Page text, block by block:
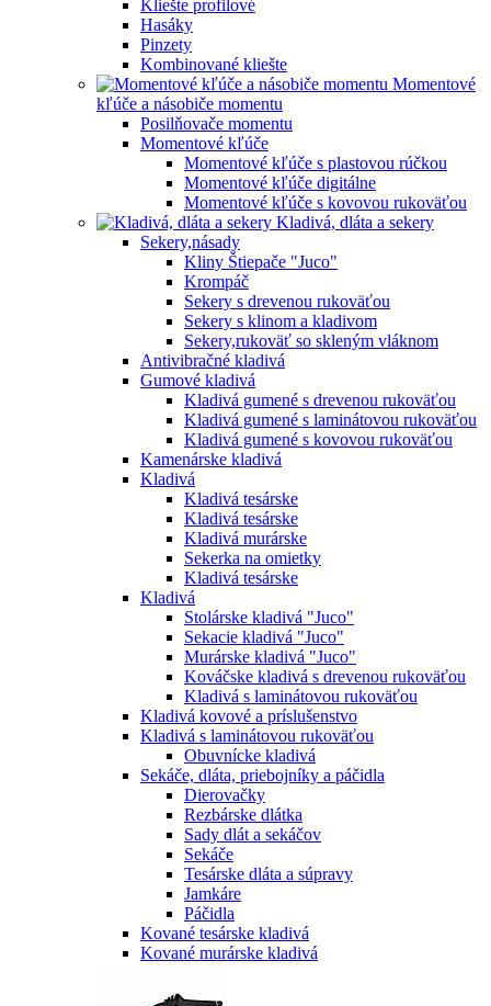
Kliešte profilové
Hasáky
Pinzety
Kombinované kliešte
Momentové
kľúče a násobiče momentu
Posilňovače momentu
Momentové kľúče
Momentové kľúče s plastovou rúčkou
Momentové kľúče digitálne
Momentové kľúče s kovovou rukoväťou
Kladivá, dláta a sekery
Sekery,násady
Kliny Štiepače "Juco"
Krompáč
Sekery s drevenou rukoväťou
Sekery s klinom a kladivom
Sekery,rukoväť so skleným vláknom
Antivibračné kladivá
Gumové kladivá
Kladivá gumené s drevenou rukoväťou
Kladivá gumené s laminátovou rukoväťou
Kladivá gumené s kovovou rukoväťou
Kamenárske kladivá
Kladivá
Kladivá tesárske
Kladivá tesárske
Kladivá murárske
Sekerka na omietky
Kladivá tesárske
Kladivá
Stolárske kladivá "Juco"
Sekacie kladivá "Juco"
Murárske kladivá "Juco"
Kováčske kladivá s drevenou rukoväťou
Kladivá s laminátovou rukoväťou
Kladivá kovové a príslušenstvo
Kladivá s laminátovou rukoväťou
Obuvnícke kladivá
Sekáče, dláta, priebojníky a páčidla
Dierovačky
Rezbárske dlátka
Sady dlát a sekáčov
Sekáče
Tesárske dláta a súpravy
Jamkáre
Páčidla
Kované tesárske kladivá
Kované murárske kladivá